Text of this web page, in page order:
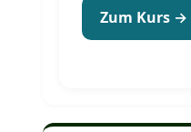
Zum Kurs →